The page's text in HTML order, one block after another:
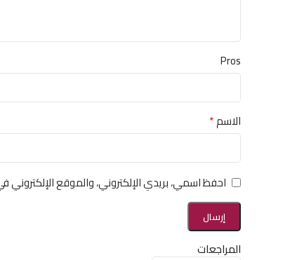
المراجعات
Pros
الاسم*
احفظ اسمي، بريدي الإلكتروني، والموقع